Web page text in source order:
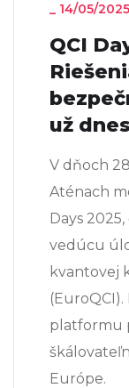
_ 14/05/2025
QCI
už dnes
V dňoch
Aténach
Days
vedúcu
kvantovej
platformu
Európe.